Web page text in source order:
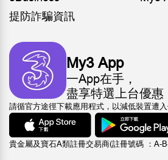
提防詐騙資訊
My3 App
一App在手，
盡享特選上台優惠
請循官方途徑下載應用程式，以減低裝置遭入
貴金屬及寶石A類註冊交易商(註冊號碼 ：A-